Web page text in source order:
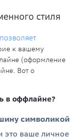
стиля
к вашему
(оформление
Вот о
в оффлайне?
символикой
это ваше личное